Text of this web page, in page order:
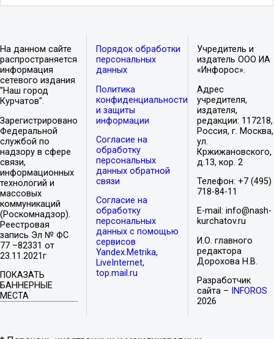
На данном сайте
распространяется
информация
сетевого издания
"Наш город
Курчатов".
Зарегистрировано
Федеральной
службой по
надзору в сфере
связи,
информационных
технологий и
массовых
коммуникаций
(Роскомнадзор).
Реестровая
запись Эл № ФС
77 –82331 от
23.11.2021г
ПОКАЗАТЬ
БАННЕРНЫЕ
МЕСТА
Порядок обработки
персональных
данных
Политика
конфиденциальности
и защиты
информации
Согласие на
обработку
персональных
данных обратной
связи
Согласие на
обработку
персональных
данных с помощью
сервисов
Yandex.Metrika,
LiveInternet,
top.mail.ru
Учредитель и
издатель ООО ИА
«Инфорос».
Адрес
учредителя,
издателя,
редакции: 117218,
Россия, г. Москва,
ул.
Кржижановского,
д.13, кор. 2
Телефон: +7 (495)
718-84-11
E-mail: info@nash-
kurchatov.ru
И.О. главного
редактора
Дорохова Н.В.
Разработчик
сайта –
INFOROS
2026